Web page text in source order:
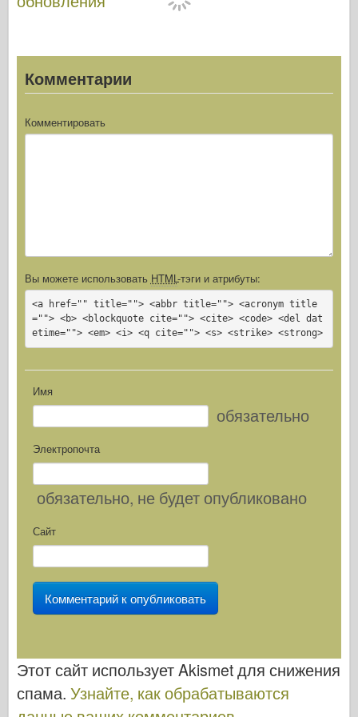
E35-033
Комментарии
Комментировать
Вы можете использовать HTML-тэги и атрибуты:
<a href="" title=""> <abbr title=""> <acronym title
=""> <b> <blockquote cite=""> <cite> <code> <del dat
etime=""> <em> <i> <q cite=""> <s> <strike> <strong>
Имя
обязательно
Электропочта
обязательно, не будет опубликовано
Сайт
Этот сайт использует Akismet для снижения
спама. Узнайте, как обрабатываются